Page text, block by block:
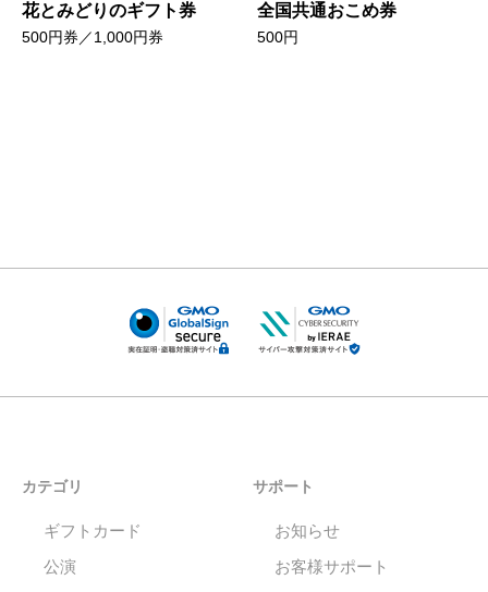
花とみどりのギフト券
500円券／1,000円券
全国共通おこめ券
500円
カテゴリ
ギフトカード
公演
サポート
お知らせ
お客様サポート